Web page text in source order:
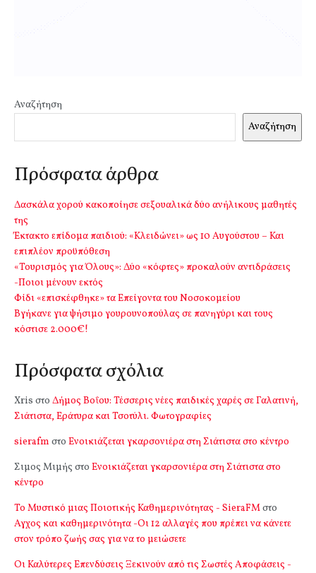
Αναζήτηση
Αναζήτηση
Πρόσφατα άρθρα
Δασκάλα χορού κακοποίησε σεξουαλικά δύο ανήλικους μαθητές
της
Έκτακτο επίδομα παιδιού: «Κλειδώνει» ως 10 Αυγούστου – Και
επιπλέον προϋπόθεση
«Τουρισμός για Όλους»: Δύο «κόφτες» προκαλούν αντιδράσεις
-Ποιοι μένουν εκτός
Φίδι «επισκέφθηκε» τα Επείγοντα του Νοσοκομείου
Βγήκανε για ψήσιμο γουρουνοπούλας σε πανηγύρι και τους
κόστισε 2.000€!
Πρόσφατα σχόλια
Xris στο Δήμος Βοΐου: Τέσσερις νέες παιδικές χαρές σε Γαλατινή,
Σιάτιστα, Εράτυρα και Τσοτύλι. Φωτογραφίες
sierafm στο Ενοικιάζεται γκαρσονιέρα στη Σιάτιστα στο κέντρο
Σιμος Μιμής στο Ενοικιάζεται γκαρσονιέρα στη Σιάτιστα στο
κέντρο
Το Μυστικό μιας Ποιοτικής Καθημερινότητας - SieraFMστο
Αγχος και καθημερινότητα -Οι 12 αλλαγές που πρέπει να κάνετε
στον τρόπο ζωής σας για να το μειώσετε
Οι Καλύτερες Επενδύσεις Ξεκινούν από τις Σωστές Αποφάσεις -